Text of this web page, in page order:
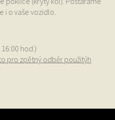
i o vaše vozidlo.
hod.)
pro zpětný odběr použitýh